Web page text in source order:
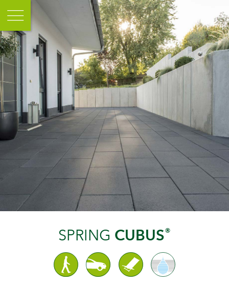
KLARE
LINIEN
IN IHRER
REINSTEN
FORM.
SPRING CUBUS®